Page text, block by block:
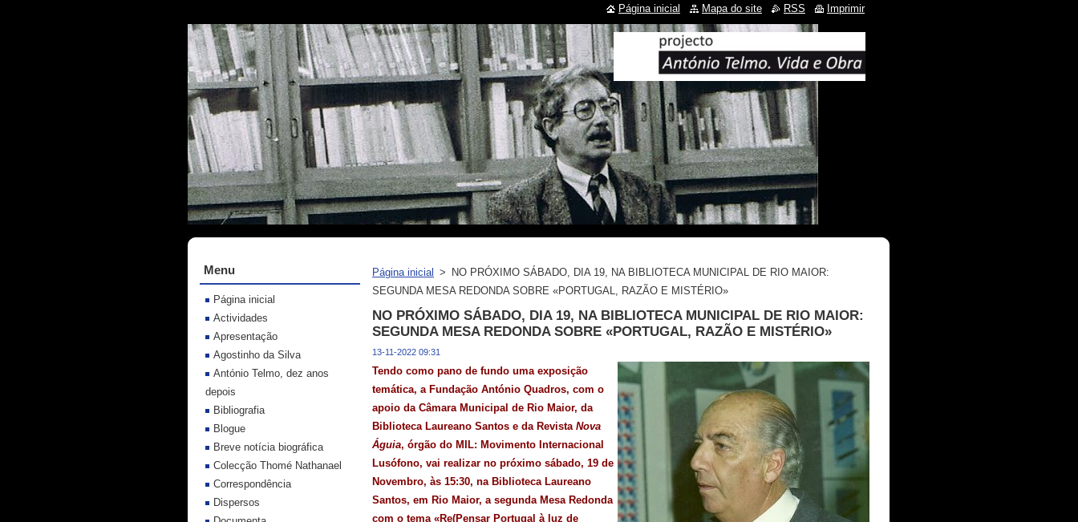
Página inicial >
NO PRÓXIMO SÁBADO, DIA 19, NA BIBLIOTECA MUNICIPAL DE RIO MAIOR:
SEGUNDA MESA REDONDA SOBRE «PORTUGAL, RAZÃO E MISTÉRIO»
NO PRÓXIMO SÁBADO, DIA 19, NA BIBLIOTECA MUNICIPAL DE RIO MAIOR:
SEGUNDA MESA REDONDA SOBRE «PORTUGAL, RAZÃO E MISTÉRIO»
13-11-2022 09:31
Tendo como pano de fundo uma exposição
temática, a Fundação António Quadros, com o
apoio da Câmara Municipal de Rio Maior, da
Biblioteca Laureano Santos e da Revista Nova
Águia, órgão do MIL: Movimento Internacional
Lusófono, vai realizar no próximo sábado, 19 de
Novembro, às 15:30, na Biblioteca Laureano
Santos, em Rio Maior, a segunda Mesa Redonda
com o tema «Re(Pensar Portugal à luz de
Menu
Página inicial
Actividades
Apresentação
Agostinho da Silva
António Telmo, dez anos
depois
Bibliografia
Blogue
Breve notícia biográfica
Colecção Thomé Nathanael
Correspondência
Dispersos
Página inicial Mapa do site RSS Imprimir